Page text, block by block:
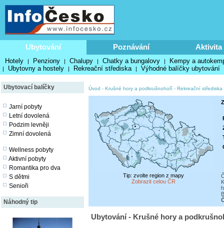
Ubytování Poznávání Aktivita
Hotely | Penziony | Chalupy | Chatky a bungalovy | Kempy a
| Ubytovny a hostely | Rekreační střediska | Výhodné balíčky ubytování
Ubytovací balíčky
Jarní pobyty
Letní dovolená
Podzim levněji
Zimní dovolená
Wellness pobyty
Aktivní pobyty
Romantika pro dva
S dětmi
Senioři
Náhodný tip
Úvod - Krušné hory a podkrušnohoří - Rekreační střediska
Tip: zvolte region z mapy
Zobrazit celou ČR
Ubytování - Krušné hory a